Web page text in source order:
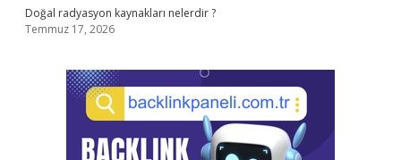
Doğal radyasyon kaynakları nelerdir ?
Temmuz 17, 2026